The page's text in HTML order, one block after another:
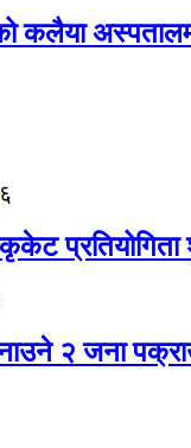
कलैया
६
कृकेट
२ जना